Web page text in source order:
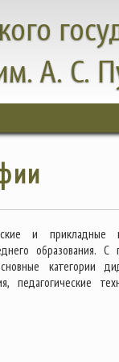
А. С.
и прикладные
образования. С
категории
педагогические